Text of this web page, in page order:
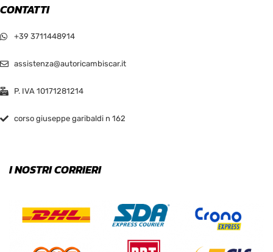
CONTATTI
+39 3711448914
assistenza@autoricambiscar.it
P. IVA 10171281214
corso giuseppe garibaldi n 162
I NOSTRI CORRIERI